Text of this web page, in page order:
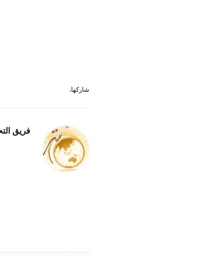
شاركها.
فريق